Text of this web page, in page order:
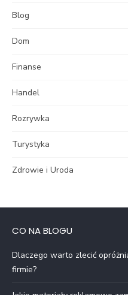
Blog
Dom
Finanse
Handel
Rozrywka
Turystyka
Zdrowie i Uroda
CO NA BLOGU
Dlaczego warto zlecić
firmie?